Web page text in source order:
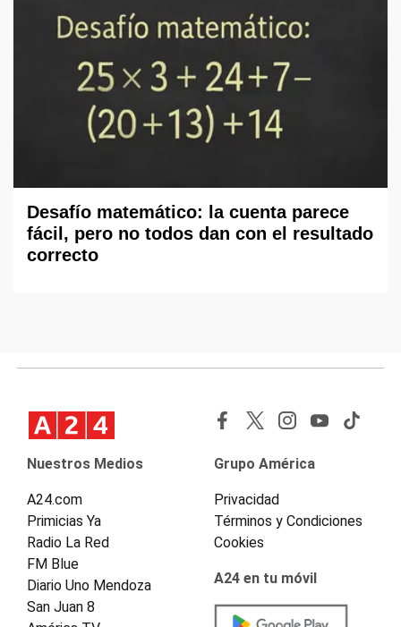
Desafío matemático: la cuenta parece
fácil, pero no todos dan con el resultado
correcto
Nuestros Medios
A24.com
Primicias Ya
Radio La Red
FM Blue
Diario Uno Mendoza
San Juan 8
Grupo América
Privacidad
Términos y Condiciones
Cookies
A24 en tu móvil